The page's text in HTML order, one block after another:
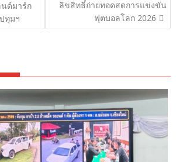
ด์มาร์ก
ทุมฯ
ลิขสิทธิ์ถ่ายทอดสดการแข่งขัน
ฟุตบอลโลก 2026